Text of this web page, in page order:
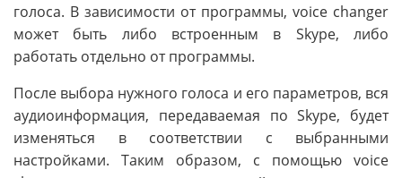
голоса. В зависимости от программы, voice changer
может быть либо встроенным в Skype, либо
работать отдельно от программы.
После выбора нужного голоса и его параметров, вся
аудиоинформация, передаваемая по Skype, будет
изменяться в соответствии с выбранными
настройками. Таким образом, с помощью voice